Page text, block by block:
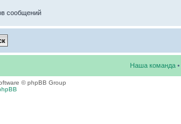
сообщений
Наша команда •
© phpBB Group